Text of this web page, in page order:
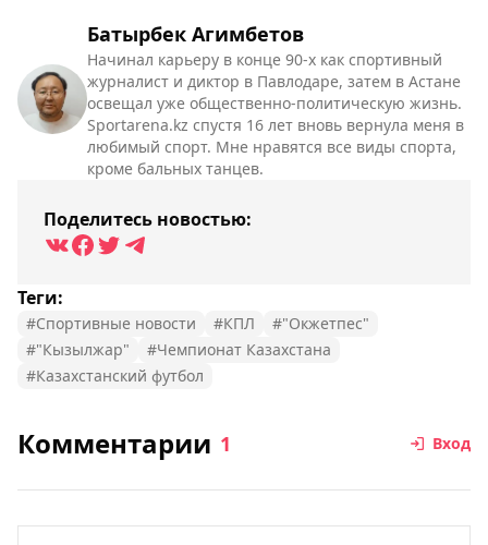
Батырбек Агимбетов
Начинал карьеру в конце 90-х как спортивный
журналист и диктор в Павлодаре, затем в Астане
освещал уже общественно-политическую жизнь.
Sportarena.kz спустя 16 лет вновь вернула меня в
любимый спорт. Мне нравятся все виды спорта,
кроме бальных танцев.
Поделитесь новостью:
Теги:
#Спортивные новости #КПЛ
#"Окжетпес"
#"Кызылжар"
#Чемпионат Казахстана
#Казахстанский футбол
Комментарии 1 Вход